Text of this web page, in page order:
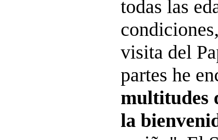
todas las
visita del
partes he
multitudes
la